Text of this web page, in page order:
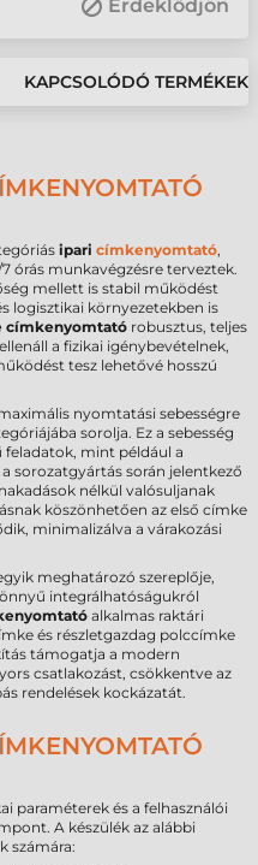
Érdeklődjön
KAPCSOLÓDÓ TERMÉKEK
ipari címkenyomtató,
órás munkavégzésre terveztek.
mellett is stabil működést
logisztikai környezetekben is
címkenyomtató robusztus, teljes
a fizikai igénybevételnek,
tesz lehetővé hosszú
nyomtatási sebességre
sorolja. Ez a sebesség
mint például a
sorozatgyártás során jelentkező
nélkül valósuljanak
köszönhetően az első címke
minimalizálva a várakozási
meghatározó szereplője,
integrálhatóságukról
alkalmas raktári
és részletgazdag polccímke
támogatja a modern
csatlakozást, csökkentve az
rendelések kockázatát.
paraméterek és a felhasználói
A készülék az alábbi
számára: